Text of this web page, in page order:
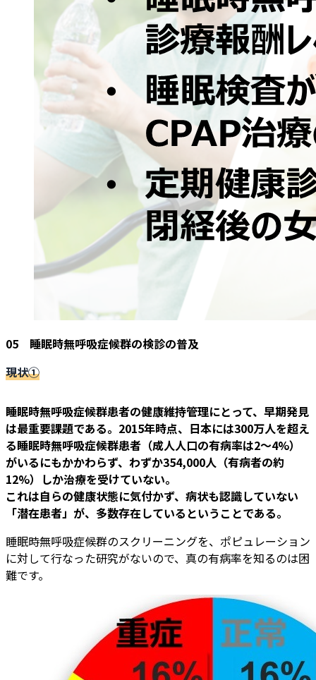
05 睡眠時無呼吸症候群の検診の普及
現状①
睡眠時無呼吸症候群患者の健康維持管理にとって、早期発見
は最重要課題である。2015年時点、日本には300万人を超え
る睡眠時無呼吸症候群患者（成人人口の有病率は2～4%）
がいるにもかかわらず、わずか354,000人（有病者の約
12%）しか治療を受けていない。
これは自らの健康状態に気付かず、病状も認識していない
「潜在患者」が、多数存在しているということである。
睡眠時無呼吸症候群のスクリーニングを、ポピュレーション
に対して行なった研究がないので、真の有病率を知るのは困
難です。